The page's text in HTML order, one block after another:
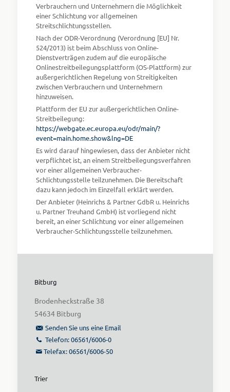
Verbrauchern und Unternehmern die Möglichkeit
einer Schlichtung vor allgemeinen
Streitschlichtungsstellen.
Nach der ODR-Verordnung (Verordnung [EU] Nr.
524/2013) ist beim Abschluss von Online-
Dienstverträgen zudem auf die europäische
Onlinestreitbeilegungsplattform (OS-Plattform) zur
außergerichtlichen Regelung von Streitigkeiten
zwischen Verbrauchern und Unternehmern
hinzuweisen.
Plattform der EU zur außergerichtlichen Online-
Streitbeilegung:
https://webgate.ec.europa.eu/odr/main/?
event=main.home.show&lng=DE
Es wird darauf hingewiesen, dass der Anbieter nicht
verpflichtet ist, an einem Streitbeilegungsverfahren
vor einer allgemeinen Verbraucher-
Schlichtungsstelle teilzunehmen. Die Bereitschaft
dazu kann jedoch im Einzelfall erklärt werden.
Der Anbieter (Heinrichs & Partner GdbR u. Heinrichs
u. Partner Treuhand GmbH) ist vorliegend nicht
bereit, an einer Schlichtung vor einer allgemeinen
Verbraucher-Schlichtungsstelle teilzunehmen.
Bitburg
Brodenheckstraße 38
54634 Bitburg
Senden Sie uns eine Email
Telefon: 06561/6006-0
Telefax: 06561/6006-50
Trier